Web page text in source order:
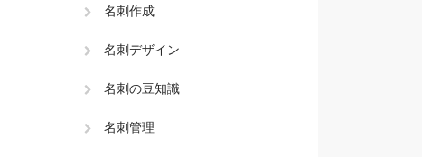
名刺作成
名刺デザイン
名刺の豆知識
名刺管理